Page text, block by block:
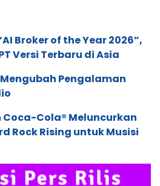
Broker of the Year 2026”,
Versi Terbaru di Asia
Mengubah Pengalaman
Coca-Cola® Meluncurkan
Rock Rising untuk Musisi